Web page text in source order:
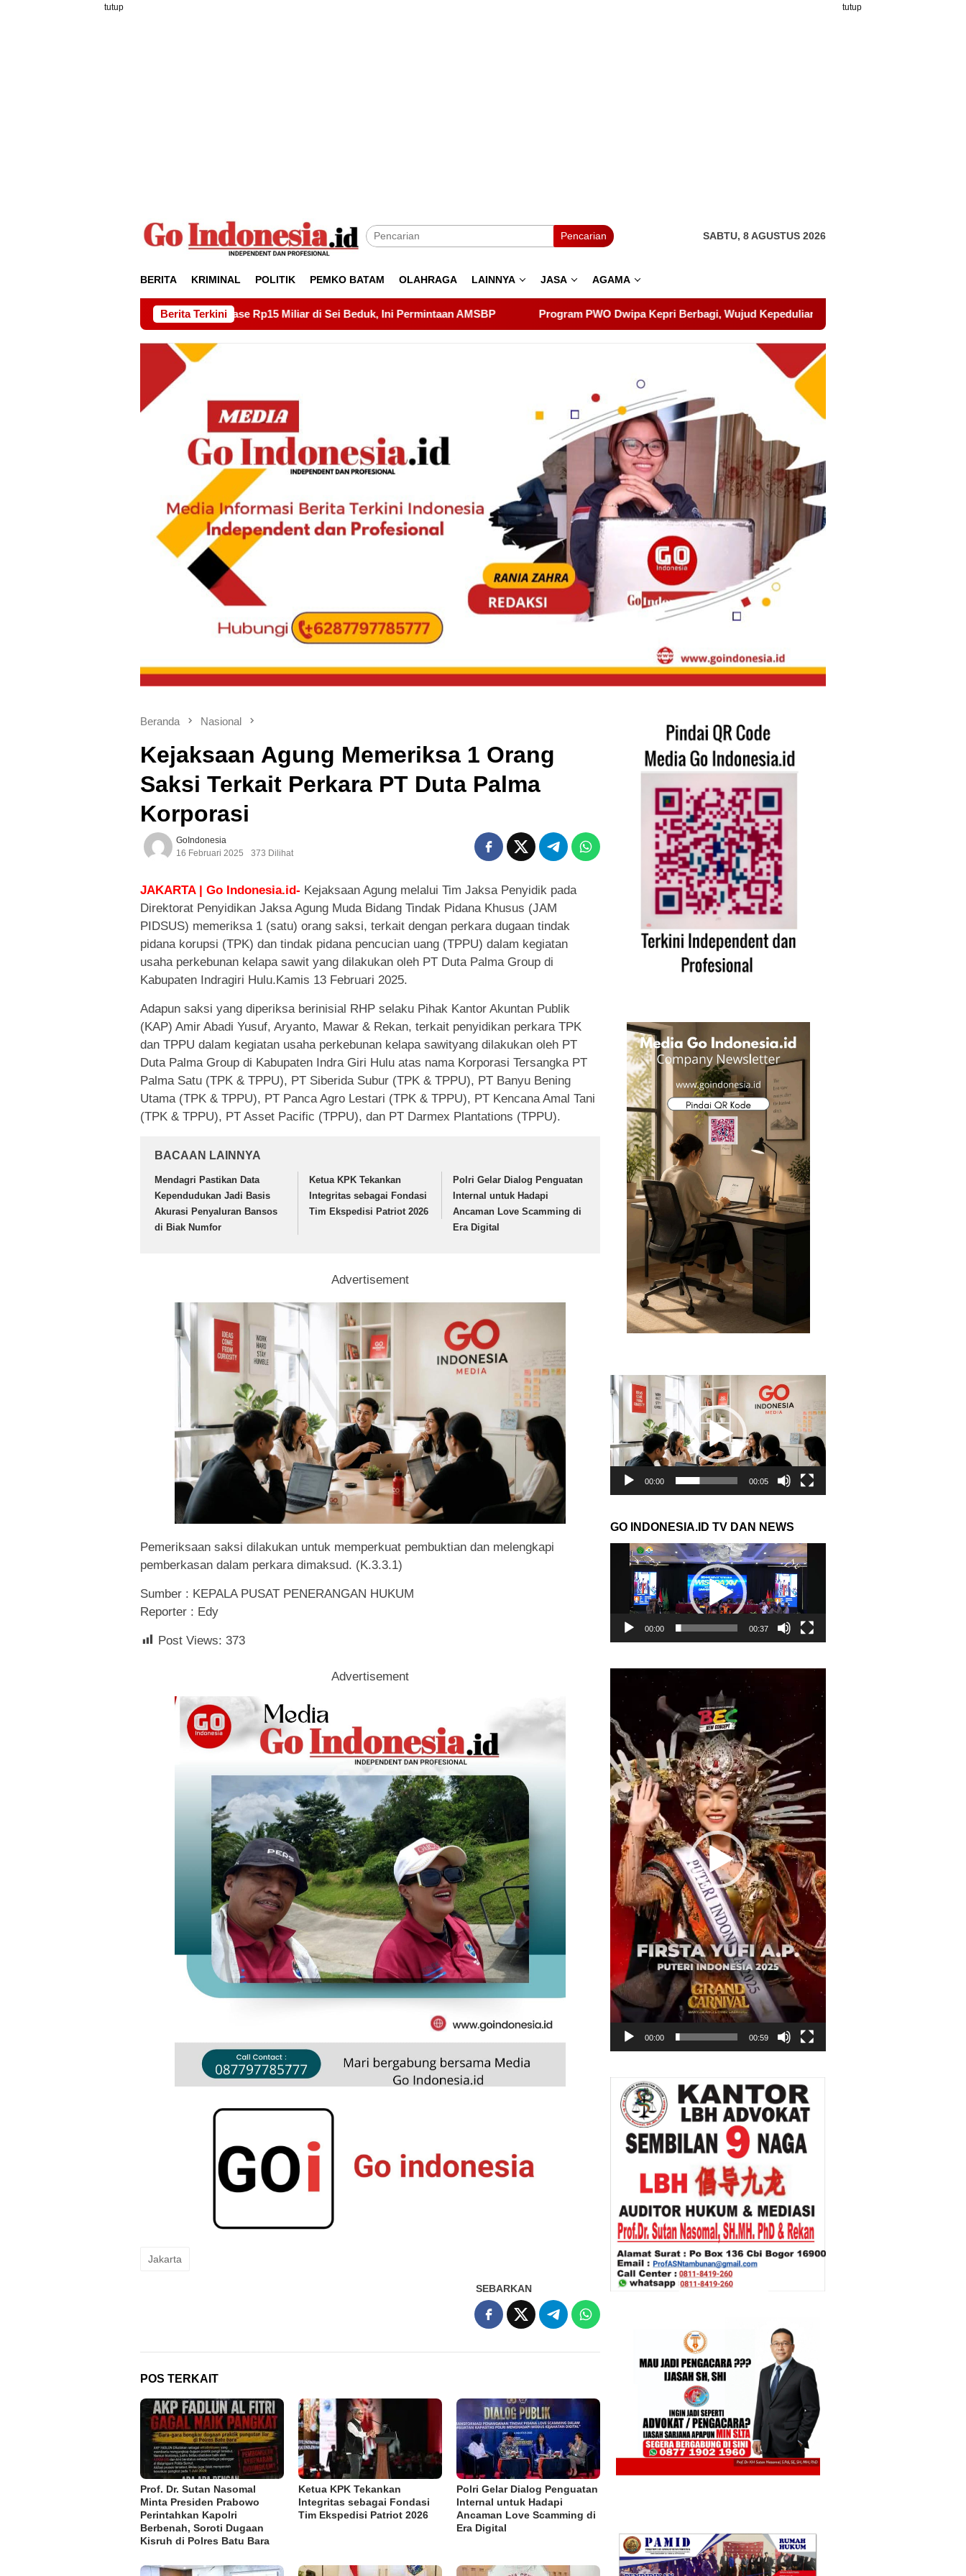
tutup tutup
Pencarian SABTU, 8 AGUSTUS 2026
BERITA KRIMINAL POLITIK PEMKO BATAM OLAHRAGA LAINNYA JASA AGAMA
Berita Terkini
Proyek Drainase Rp15 Miliar di Sei Beduk, Ini Permintaan AMSBP Program PWO Dwipa Kepri Berbagi, Wujud Kepedulian kepada Pondok Tahfidz Yatim dan Dhuafa Al-Aqsho Batam
Beranda Nasional
Kejaksaan Agung Memeriksa 1 Orang
Saksi Terkait Perkara PT Duta Palma
Korporasi
GoIndonesia
16 Februari 2025
373 Dilihat
JAKARTA | Go Indonesia.id- Kejaksaan Agung melalui Tim Jaksa Penyidik pada
Direktorat Penyidikan Jaksa Agung Muda Bidang Tindak Pidana Khusus (JAM
PIDSUS) memeriksa 1 (satu) orang saksi, terkait dengan perkara dugaan tindak
pidana korupsi (TPK) dan tindak pidana pencucian uang (TPPU) dalam kegiatan
usaha perkebunan kelapa sawit yang dilakukan oleh PT Duta Palma Group di
Kabupaten Indragiri Hulu.Kamis 13 Februari 2025.
Adapun saksi yang diperiksa berinisial RHP selaku Pihak Kantor Akuntan Publik
(KAP) Amir Abadi Yusuf, Aryanto, Mawar & Rekan, terkait penyidikan perkara TPK
dan TPPU dalam kegiatan usaha perkebunan kelapa sawityang dilakukan oleh PT
Duta Palma Group di Kabupaten Indra Giri Hulu atas nama Korporasi Tersangka PT
Palma Satu (TPK & TPPU), PT Siberida Subur (TPK & TPPU), PT Banyu Bening
Utama (TPK & TPPU), PT Panca Agro Lestari (TPK & TPPU), PT Kencana Amal Tani
(TPK & TPPU), PT Asset Pacific (TPPU), dan PT Darmex Plantations (TPPU).
BACAAN LAINNYA
Mendagri Pastikan Data
Kependudukan Jadi Basis
Akurasi Penyaluran Bansos
di Biak Numfor
Ketua KPK Tekankan
Integritas sebagai Fondasi
Tim Ekspedisi Patriot 2026
Polri Gelar Dialog Penguatan
Internal untuk Hadapi
Ancaman Love Scamming di
Era Digital
Advertisement
Pemeriksaan saksi dilakukan untuk memperkuat pembuktian dan melengkapi
pemberkasan dalam perkara dimaksud. (K.3.3.1)
Sumber : KEPALA PUSAT PENERANGAN HUKUM
Reporter : Edy
Post Views: 373
Advertisement
Jakarta
SEBARKAN
POS TERKAIT
Prof. Dr. Sutan Nasomal
Minta Presiden Prabowo
Perintahkan Kapolri
Berbenah, Soroti Dugaan
Kisruh di Polres Batu Bara
Ketua KPK Tekankan
Integritas sebagai Fondasi
Tim Ekspedisi Patriot 2026
Polri Gelar Dialog Penguatan
Internal untuk Hadapi
Ancaman Love Scamming di
Era Digital
Pemutar
Video
00:00 00:05
GO INDONESIA.ID TV DAN NEWS
Pemutar
Video
00:00 00:37
Pemutar
00:00 00:59